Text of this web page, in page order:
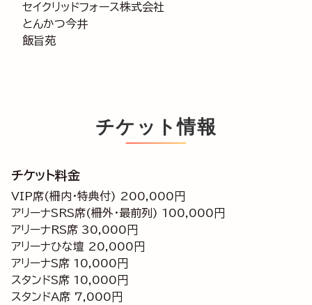
セイクリッドフォース株式会社
とんかつ今井
飯旨苑
チケット情報
チケット料金
VIP席(柵内・特典付) 200,000円
アリーナSRS席(柵外・最前列) 100,000円
アリーナRS席 30,000円
アリーナひな壇 20,000円
アリーナS席 10,000円
スタンドS席 10,000円
スタンドA席 7,000円